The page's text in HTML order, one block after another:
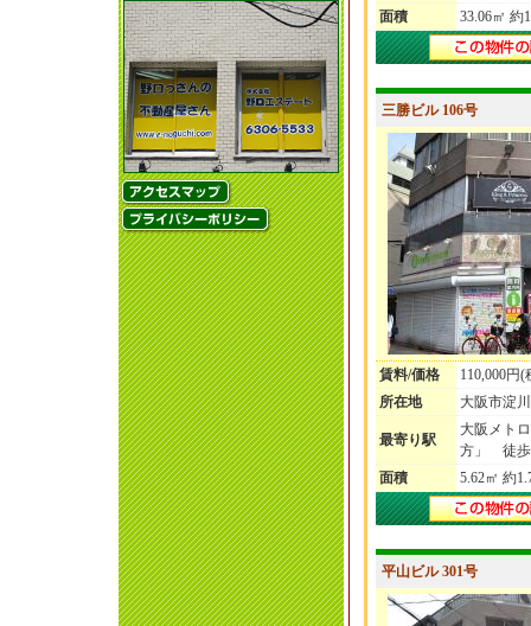
面積
33.06㎡ 約
三勝ビル 106号
賃料/価格
110,000円(
所在地
大阪市淀
最寄り駅
大阪メト
方」 徒歩
面積
5.62㎡ 約
平山ビル 301号